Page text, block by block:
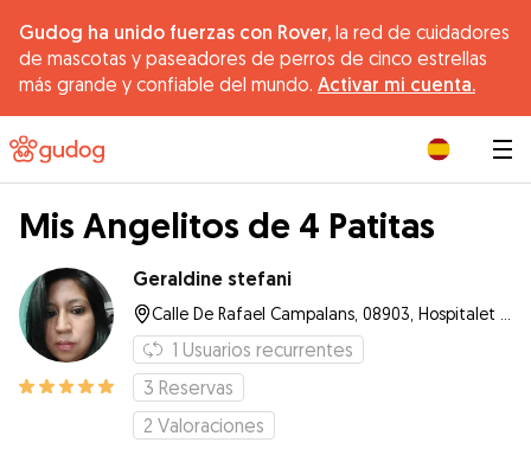
Gudog ha unido fuerzas con Rover, la red de cuidadores
de mascotas y paseadores de perros de cinco estrellas
más grande y confiable del mundo. Activar mi cuenta.
Mis Angelitos de 4 Patitas
Geraldine stefani
1 Usuarios recurrentes
3 Reservas
2 Valoraciones